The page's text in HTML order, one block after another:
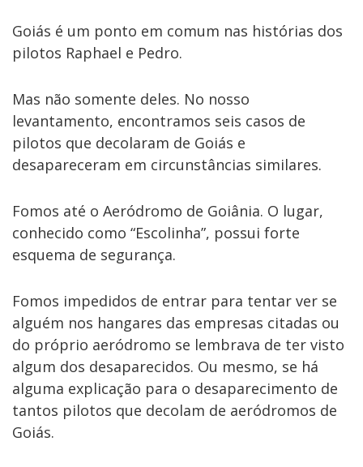
Goiás é um ponto em comum nas histórias dos
pilotos Raphael e Pedro.
Mas não somente deles. No nosso
levantamento, encontramos seis casos de
pilotos que decolaram de Goiás e
desapareceram em circunstâncias similares.
Fomos até o Aeródromo de Goiânia. O lugar,
conhecido como “Escolinha”, possui forte
esquema de segurança.
Fomos impedidos de entrar para tentar ver se
alguém nos hangares das empresas citadas ou
do próprio aeródromo se lembrava de ter visto
algum dos desaparecidos. Ou mesmo, se há
alguma explicação para o desaparecimento de
tantos pilotos que decolam de aeródromos de
Goiás.